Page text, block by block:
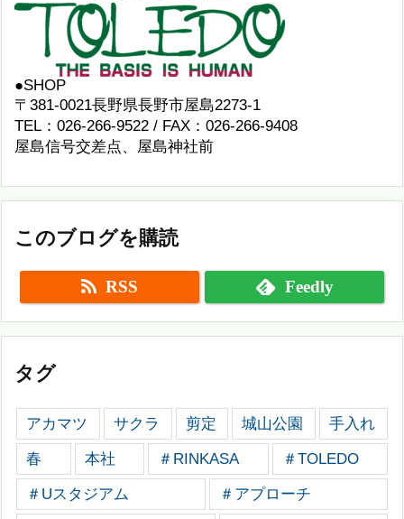
●SHOP
〒381-0021長野県長野市屋島2273-1
TEL：026-266-9522 / FAX：026-266-9408
屋島信号交差点、屋島神社前
このブログを購読
RSS Feedly
タグ
アカマツ サクラ 剪定 城山公園 手入れ
春 本社 ＃RINKASA ＃TOLEDO
＃Uスタジアム ＃アプローチ